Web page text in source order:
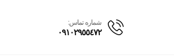
شماره تماس:
٠٩١٠٢٩٥٥٤٧٢